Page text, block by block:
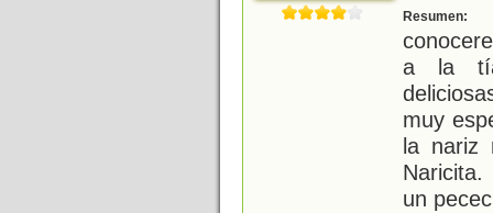
Resumen:
a la
muy
la nariz
un